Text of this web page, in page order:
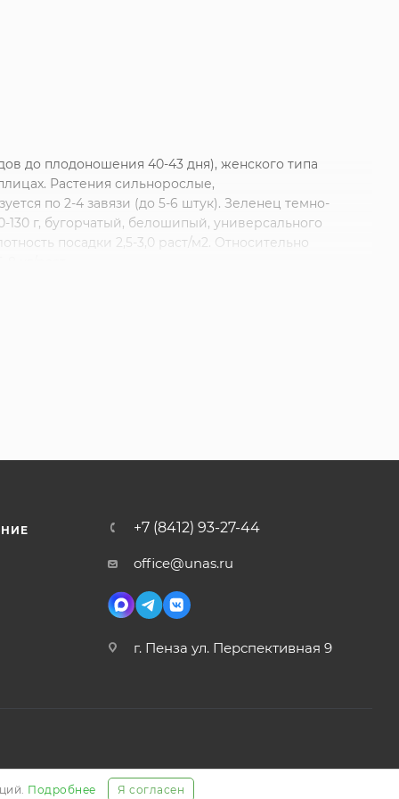
до плодоношения 40-43 дня), женского типа
Растения сильнорослые,
по 2-4 завязи (до 5-6 штук). Зеленец темно-
г, бугорчатый, белошипый, универсального
посадки 2,5-3,0 раст/м2. Относительно
+7 (8412) 93-27-44
office@unas.ru
г. Пенза ул. Перспективная 9
Подробнее Я согласен